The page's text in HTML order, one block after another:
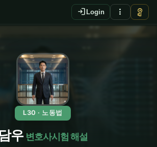
login Login more_vert vpn_key
L30 · 노동법
담우 변호사시험 해설